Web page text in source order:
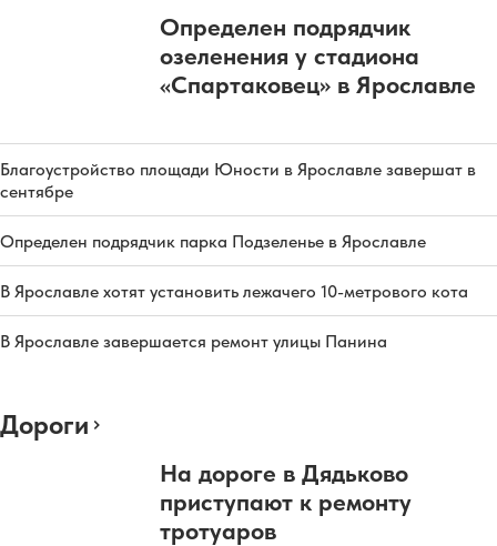
Определен подрядчик
озеленения у стадиона
«Спартаковец» в Ярославле
Благоустройство площади Юности в Ярославле завершат в
сентябре
Определен подрядчик парка Подзеленье в Ярославле
В Ярославле хотят установить лежачего 10-метрового кота
В Ярославле завершается ремонт улицы Панина
Дороги
На дороге в Дядьково
приступают к ремонту
тротуаров